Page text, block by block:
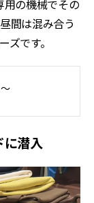
用の機械でその
間は混み合う
ズです。
に潜入